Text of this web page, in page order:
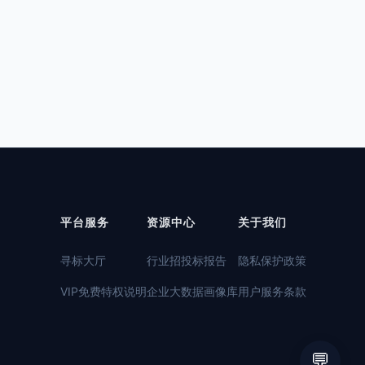
平台服务
寻标大厅
VIP免费特权说明
资源中心
行业招投标报告
企业大数据画像库
关于我们
隐私保护政策
用户服务条款